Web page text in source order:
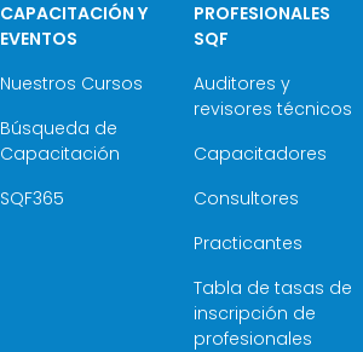
CAPACITACIÓN Y
EVENTOS
Nuestros Cursos
Búsqueda de
Capacitación
SQF365
PROFESIONALES
SQF
Auditores y
revisores técnicos
Capacitadores
Consultores
Practicantes
Tabla de tasas de
inscripción de
profesionales